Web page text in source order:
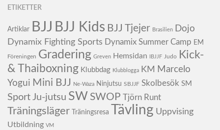
ETIKETTER
Artiklar BJJ BJJ Kids BJJ Tjejer Brasilien Dojo
Dynamix Fighting Sports Dynamix Summer Camp EM
Föreningen Gradering Greven Hemsidan IBJJF Judo
Kick-
& Thaiboxning Klubbdag Klubblogga KM Marcelo
Yogui Mini BJJ Ne-Waza Ninjutsu SBJJF Skolbesök SM
Sport Ju-jutsu SW SWOP Tjörn Runt
Träningsläger Träningsresa Tävling Uppvising
Utbildning VM